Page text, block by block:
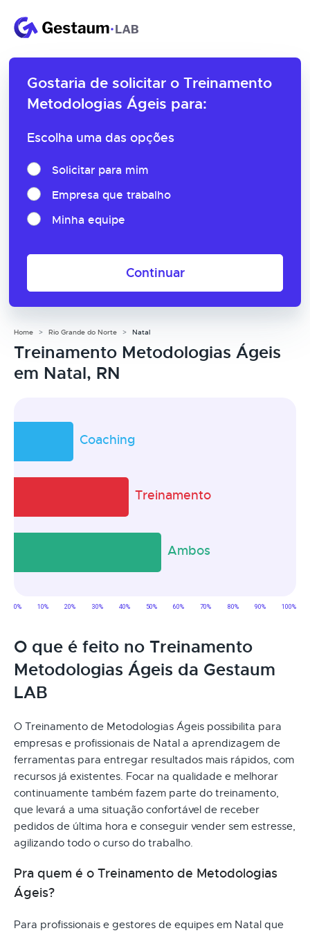
Gostaria de solicitar o Treinamento
Metodologias Ágeis para:
Escolha uma das opções
Solicitar para mim
Empresa que trabalho
Minha equipe
Continuar
Home Rio Grande do Norte Natal
Treinamento Metodologias Ágeis
em Natal, RN
O que é feito no Treinamento
Metodologias Ágeis da Gestaum
LAB
O Treinamento de Metodologias Ágeis possibilita para
empresas e profissionais de Natal a aprendizagem de
ferramentas para entregar resultados mais rápidos, com
recursos já existentes. Focar na qualidade e melhorar
continuamente também fazem parte do treinamento,
que levará a uma situação confortável de receber
pedidos de última hora e conseguir vender sem estresse,
agilizando todo o curso do trabalho.
Pra quem é o Treinamento de Metodologias
Ágeis?
Para profissionais e gestores de equipes em Natal que